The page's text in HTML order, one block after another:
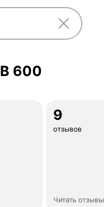
600
9
отзывов
Читать отзывы